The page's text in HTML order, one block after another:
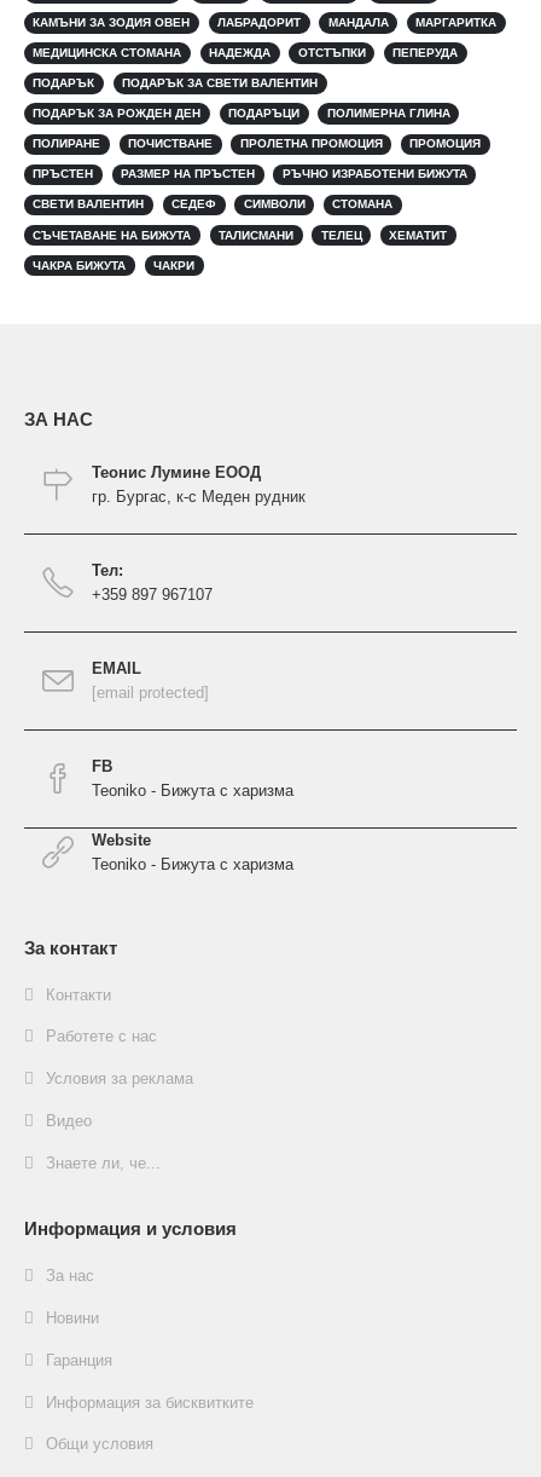
КАМЪНИ ЗА ЗОДИЯ ОВЕН ЛАБРАДОРИТ МАНДАЛА МАРГАРИТКА
МЕДИЦИНСКА СТОМАНА НАДЕЖДА ОТСТЪПКИ ПЕПЕРУДА
ПОДАРЪК ПОДАРЪК ЗА СВЕТИ ВАЛЕНТИН
ПОДАРЪК ЗА РОЖДЕН ДЕН ПОДАРЪЦИ ПОЛИМЕРНА ГЛИНА
ПОЛИРАНЕ ПОЧИСТВАНЕ ПРОЛЕТНА ПРОМОЦИЯ ПРОМОЦИЯ
ПРЪСТЕН РАЗМЕР НА ПРЪСТЕН РЪЧНО ИЗРАБОТЕНИ БИЖУТА
СВЕТИ ВАЛЕНТИН СЕДЕФ СИМВОЛИ СТОМАНА
СЪЧЕТАВАНЕ НА БИЖУТА ТАЛИСМАНИ ТЕЛЕЦ ХЕМАТИТ
ЧАКРА БИЖУТА ЧАКРИ
ЗА НАС
Теонис Лумине ЕООД
гр. Бургас, к-с Меден рудник
Тел:
+359 897 967107
EMAIL
[email protected]
FB
Teoniko - Бижута с харизма
Website
Teoniko - Бижута с харизма
За контакт
Контакти
Работете с нас
Условия за реклама
Видео
Знаете ли, че...
Информация и условия
За нас
Новини
Гаранция
Информация за бисквитките
Общи условия